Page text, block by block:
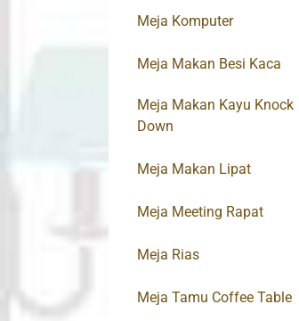
Meja Komputer
Meja Makan Besi Kaca
Meja Makan Kayu Knock
Down
Meja Makan Lipat
Meja Meeting Rapat
Meja Rias
Meja Tamu Coffee Table